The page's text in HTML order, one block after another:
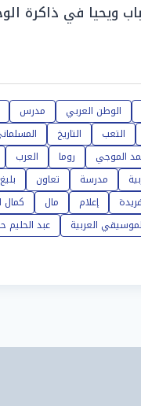
ويحيا في ذاكرة
الوطن العربي مدرس
التعب التاريخ
الموجي روما العرب
مدرسة تعاون
فريدة إعلام مال كمال
العربية
عبد الحليم